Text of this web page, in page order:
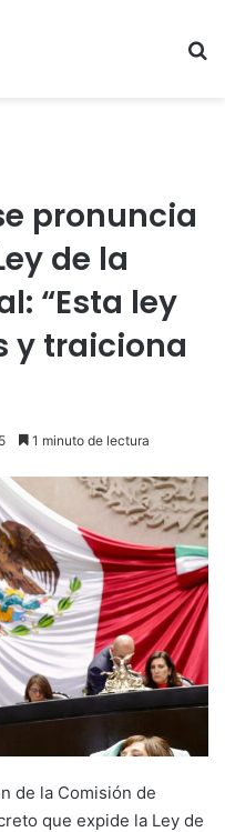
pronuncia
de la
“Esta ley
y traiciona
1 minuto de lectura
de la Comisión de
que expide la Ley de